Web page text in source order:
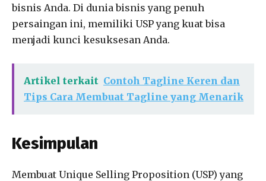
bisnis Anda. Di dunia bisnis yang penuh
persaingan ini, memiliki USP yang kuat bisa
menjadi kunci kesuksesan Anda.
Artikel terkait Contoh Tagline Keren dan
Tips Cara Membuat Tagline yang Menarik
Kesimpulan
Membuat Unique Selling Proposition (USP) yang